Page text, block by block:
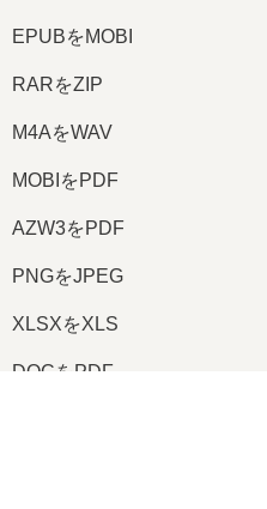
EPUBをMOBI
RARをZIP
M4AをWAV
MOBIをPDF
AZW3をPDF
PNGをJPEG
XLSXをXLS
DOCをPDF